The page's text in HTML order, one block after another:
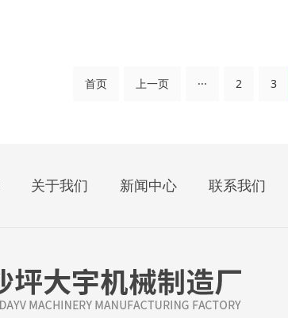
首页 上一页 ··· 2 3
关于我们 新闻中心 联系我们